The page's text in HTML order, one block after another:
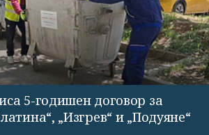
5-годишен договор за
„Изгрев“ и „Подуяне“